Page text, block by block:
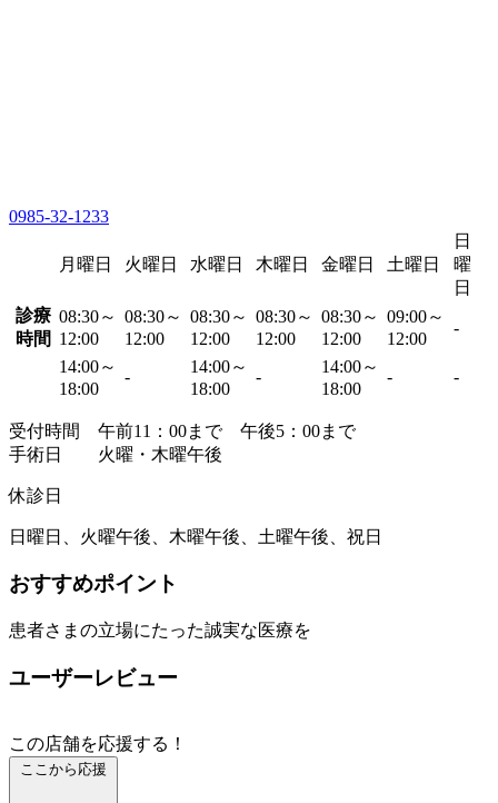
0985-32-1233
月曜日 火曜日 水曜日 木曜日 金曜日 土曜日
日
曜
日
診療
時間
08:30～
12:00
08:30～
12:00
08:30～
12:00
08:30～
12:00
08:30～
12:00
09:00～
12:00
-
14:00～
18:00
-
14:00～
18:00
-
14:00～
18:00
- -
受付時間 午前11：00まで 午後5：00まで
手術日 火曜・木曜午後
休診日
日曜日、火曜午後、木曜午後、土曜午後、祝日
おすすめポイント
患者さまの立場にたった誠実な医療を
ユーザーレビュー
この店舗を応援する！
ここから応援